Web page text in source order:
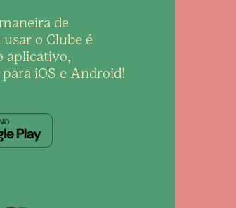
de
o Clube é
aplicativo,
iOS e Android!